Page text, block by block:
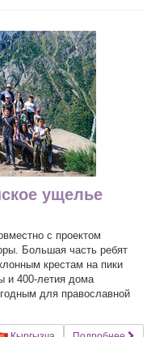
ущелье
с проектом
Большая часть ребят
крестам на пики
и 400-летия дома
для православной